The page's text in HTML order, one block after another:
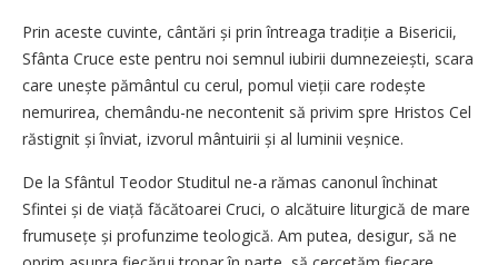
Prin aceste cuvinte, cântări și prin întreaga tradiție a Bisericii,
Sfânta Cruce este pentru noi semnul iubirii dumnezeiești, scara
care unește pământul cu cerul, pomul vieții care rodește
nemurirea, chemându-ne necontenit să privim spre Hristos Cel
răstignit și înviat, izvorul mântuirii și al luminii veșnice.
De la Sfântul Teodor Studitul ne-a rămas canonul închinat
Sfintei și de viață făcătoarei Cruci, o alcătuire liturgică de mare
frumusețe și profunzime teologică. Am putea, desigur, să ne